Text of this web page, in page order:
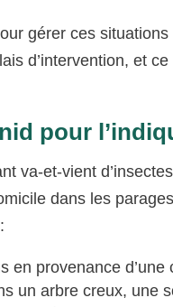
gérer ces
d’intervention, et
pour
va-et-vient
dans les
en provenance d’une
un arbre creux, une